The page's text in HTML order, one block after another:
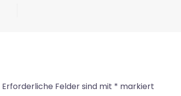
Erforderliche Felder sind mit * markiert